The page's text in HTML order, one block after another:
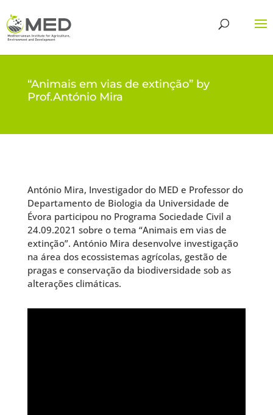
“Animais em vias de extinção” by
Prof.António Mira
António Mira, Investigador do MED e Professor do
Departamento de Biologia da Universidade de
Évora participou no Programa Sociedade Civil a
24.09.2021 sobre o tema “Animais em vias de
extinção”. António Mira desenvolve investigação
na área dos ecossistemas agrícolas, gestão de
pragas e conservação da biodiversidade sob as
alterações climáticas.